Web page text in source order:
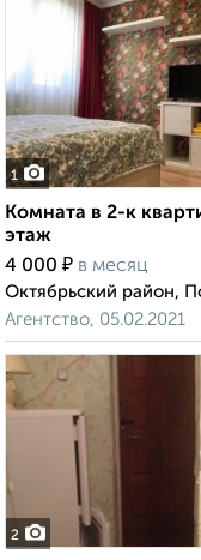
1
Комната в 2-к
этаж
4 000 ₽ в месяц
Октябрьский район,
Агентство, 05.02.2021
2